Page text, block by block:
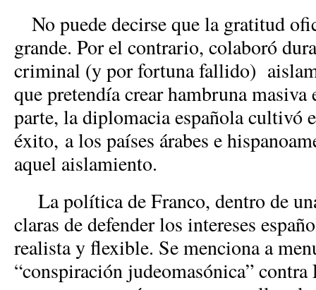
No puede decirse que la gratitud
grande. Por el contrario, colaboró
criminal (y por fortuna fallido)
que pretendía crear hambruna masiva
parte, la diplomacia española cultivó
éxito, a los países árabes e
aquel aislamiento.
La política de Franco, dentro de
claras de defender los intereses
realista y flexible. Se menciona a
“conspiración judeomasónica”